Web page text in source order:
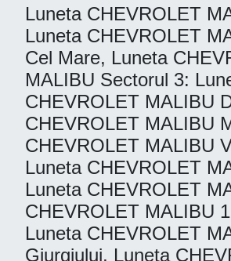
Luneta CHEVROLET
Luneta CHEVROLET
Cel Mare, Luneta
MALIBU Sectorul 3:
CHEVROLET MALIBU
CHEVROLET MALIBU
CHEVROLET MALIBU
Luneta CHEVROLET
Luneta CHEVROLET
CHEVROLET MALIBU
Luneta CHEVROLET
Giurgiului, Luneta